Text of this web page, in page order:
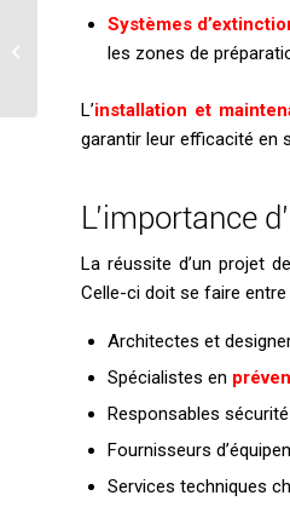
Systèmes
les zones de
L’installation et
garantir leur efficacité en
L’importance
La réussite d’un projet
Celle-ci doit se faire
Architectes et
Spécialistes en
Responsables sécurité
Fournisseurs
Services techniques
Comprendre la